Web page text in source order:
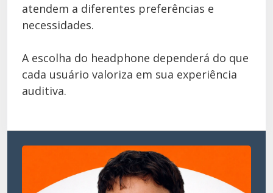
atendem a diferentes preferências e
necessidades.
A escolha do headphone dependerá do que
cada usuário valoriza em sua experiência
auditiva.